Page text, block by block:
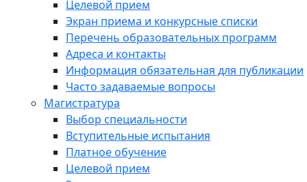
Целевой прием
Экран приема и конкурсные списки
Перечень образовательных программ
Адреса и контакты
Информация обязательная для публикации
Часто задаваемые вопросы
Магистратура
Выбор специальности
Вступительные испытания
Платное обучение
Целевой прием